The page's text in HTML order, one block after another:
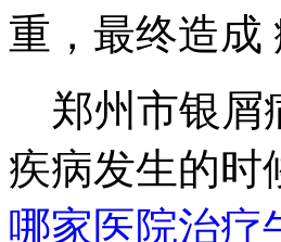
重，最终造成
郑州市银屑
疾病发生的时
哪家医院治疗